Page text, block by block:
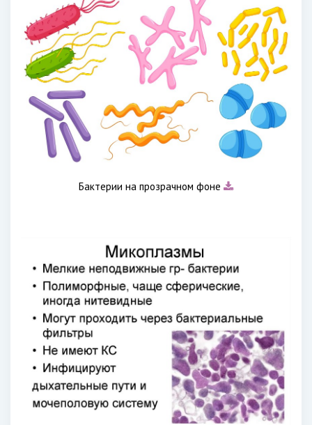
Бактерии на прозрачном фоне